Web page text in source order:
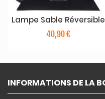
Lampe Sable Réversible
40,90 €
INFORMATIONS DE LA